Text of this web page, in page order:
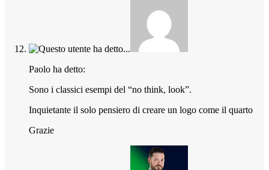
Paolo ha detto:
Sono i classici esempi del “no think, look”.
Inquietante il solo pensiero di creare un logo come il quarto
Grazie